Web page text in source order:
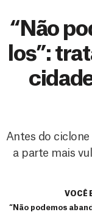
“Não
los”:
Antes do
a parte mais
VOCÊ
“Não podemos